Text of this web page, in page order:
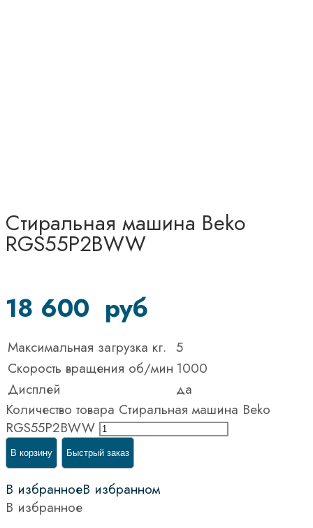
Стиральная машина Beko
RGS55P2BWW
18 600 руб
Максимальная загрузка кг. 5
Скорость вращения об/мин 1000
Дисплей
да
Количество товара Стиральная машина Beko
RGS55P2BWW
В корзину Быстрый заказ
В избранноеВ избранном
В избранное